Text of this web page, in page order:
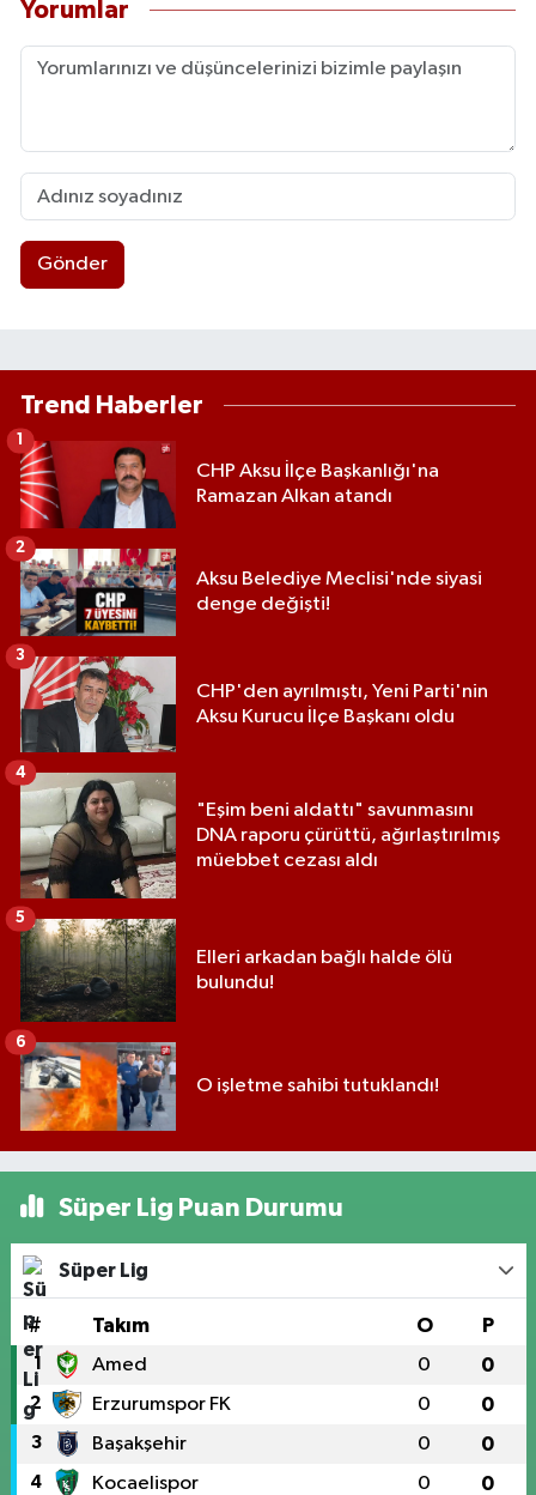
Yorumlar
Gönder
Trend Haberler
CHP Aksu İlçe Başkanlığı'na
Ramazan Alkan atandı
1
Aksu Belediye Meclisi'nde siyasi
denge değişti!
2
CHP'den ayrılmıştı, Yeni Parti'nin
Aksu Kurucu İlçe Başkanı oldu
3
"Eşim beni aldattı" savunmasını
DNA raporu çürüttü, ağırlaştırılmış
müebbet cezası aldı
4
Elleri arkadan bağlı halde ölü
bulundu!
5
O işletme sahibi tutuklandı!
6
Süper Lig Puan Durumu
Süper Lig
# Takım O P
1 Amed 0 0
2 Erzurumspor FK 0 0
3 Başakşehir 0 0
4 Kocaelispor 0 0